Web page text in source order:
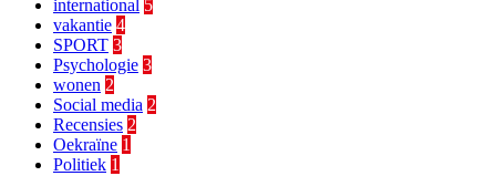
international 5
vakantie 4
SPORT 3
Psychologie 3
wonen 2
Social media 2
Recensies 2
Oekraïne 1
Politiek 1